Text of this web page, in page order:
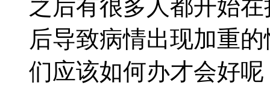
之后有很多人都开始
后导致病情出现加重
们应该如何办才会好